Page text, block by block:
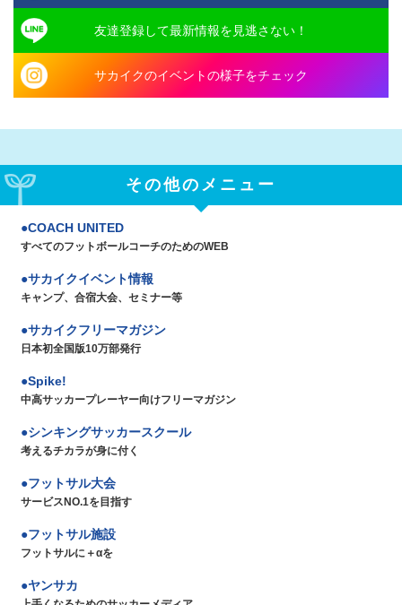
友達登録して最新情報を見逃さない！
サカイクのイベントの様子をチェック
その他のメニュー
COACH UNITED
すべてのフットボールコーチのためのWEB
サカイクイベント情報
キャンプ、合宿大会、セミナー等
サカイクフリーマガジン
日本初全国版10万部発行
Spike!
中高サッカープレーヤー向けフリーマガジン
シンキングサッカースクール
考えるチカラが身に付く
フットサル大会
サービスNO.1を目指す
フットサル施設
フットサルに＋αを
ヤンサカ